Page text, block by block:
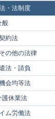
・法制度
般
約法
の他の法律
法・請負
会均等法
護休業法
ム労働法